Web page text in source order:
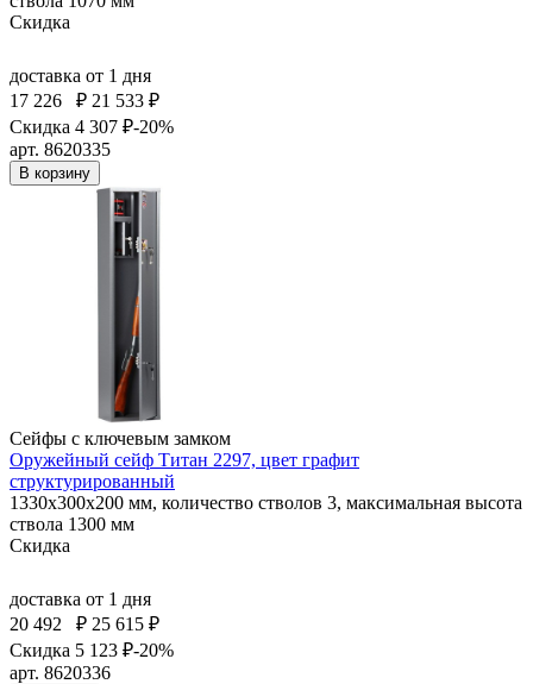
Скидка
доставка от 1 дня
17 226
₽ 21 533 ₽
Скидка 4 307 ₽-20%
арт. 8620335
В корзину
Сейфы с ключевым замком
Оружейный сейф Титан 2297, цвет графит
структурированный
1330x300x200 мм, количество стволов 3, максимальная высота
ствола 1300 мм
Скидка
доставка от 1 дня
20 492
₽ 25 615 ₽
Скидка 5 123 ₽-20%
арт. 8620336